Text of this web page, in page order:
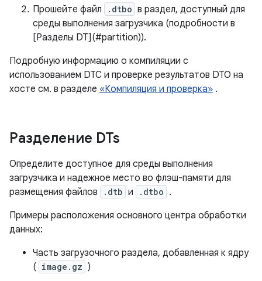
Прошейте файл
.dtbo в раздел, доступный для
среды выполнения загрузчика (подробности в
[Разделы DT](#partition)).
Подробную информацию о компиляции с
использованием DTC и проверке результатов DTO на
хосте см. в разделе «Компиляция и проверка» .
Разделение DTs
Определите доступное для среды выполнения
загрузчика и надежное место во флэш-памяти для
размещения файлов
.dtb и .dtbo .
Примеры расположения основного центра обработки
данных:
Часть загрузочного раздела, добавленная к ядру
( image.gz )